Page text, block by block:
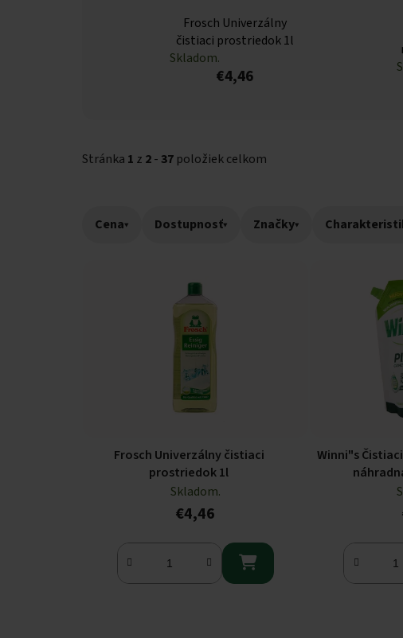
Frosch Univerzálny
čistiaci prostriedok 1l
Skladom.
€4,46
Stránka 1 z 2-37 položiek celkom
Cena▾ Dostupnosť▾ Značky▾
Frosch Univerzálny čistiaci
prostriedok 1l
Skladom.
€4,46

Winni"s